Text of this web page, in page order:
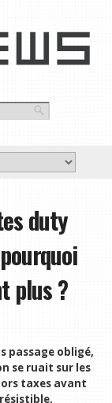
duty
plus ?
passage obligé,
se ruait sur les
taxes avant